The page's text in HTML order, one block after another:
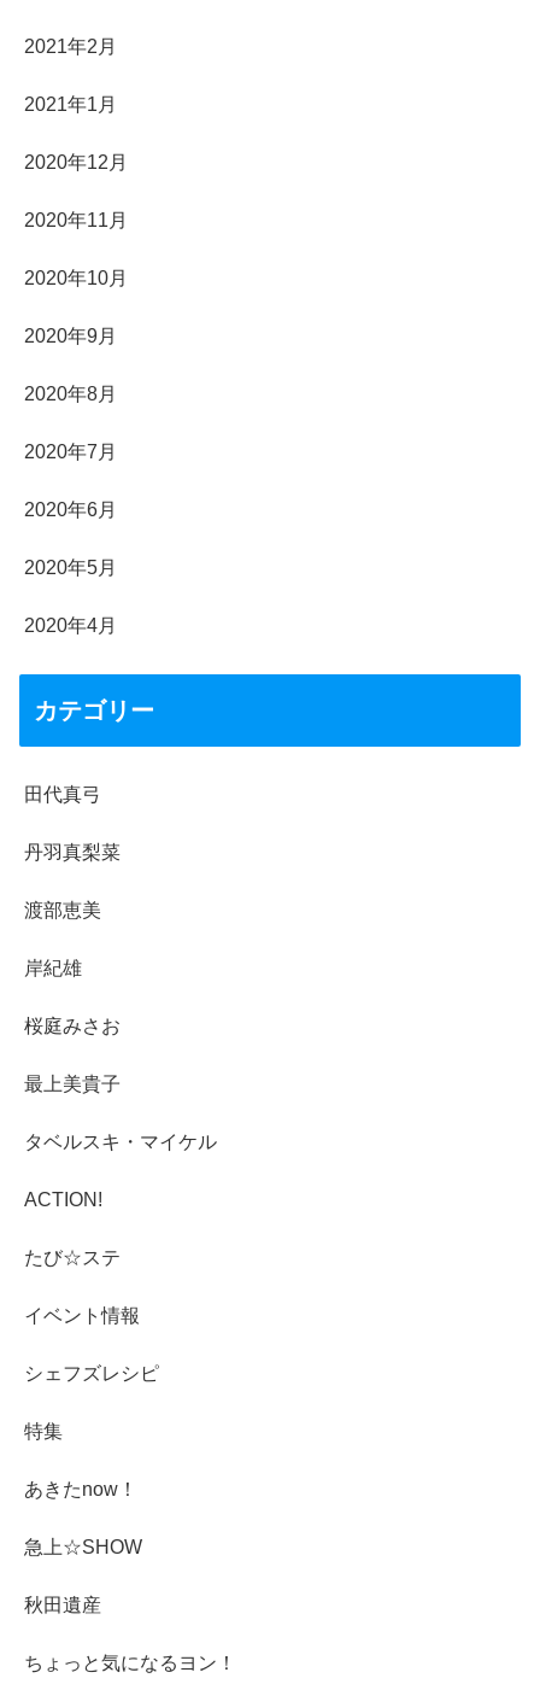
2021年2月
2021年1月
2020年12月
2020年11月
2020年10月
2020年9月
2020年8月
2020年7月
2020年6月
2020年5月
2020年4月
カテゴリー
田代真弓
丹羽真梨菜
渡部恵美
岸紀雄
桜庭みさお
最上美貴子
タベルスキ・マイケル
ACTION!
たび☆ステ
イベント情報
シェフズレシピ
特集
あきたnow！
急上☆SHOW
秋田遺産
ちょっと気になるヨン！